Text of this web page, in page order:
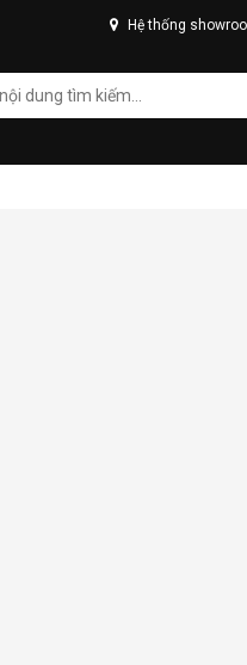
Hệ thống